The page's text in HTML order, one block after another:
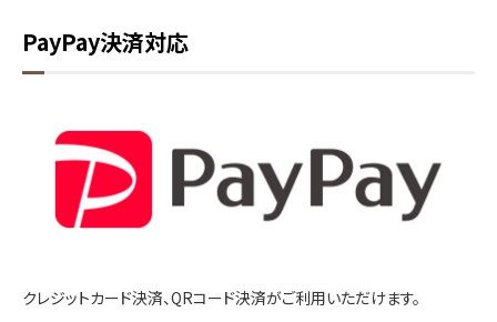
PayPay決済対応
クレジットカード決済、QRコード決済がご利用いただけます。